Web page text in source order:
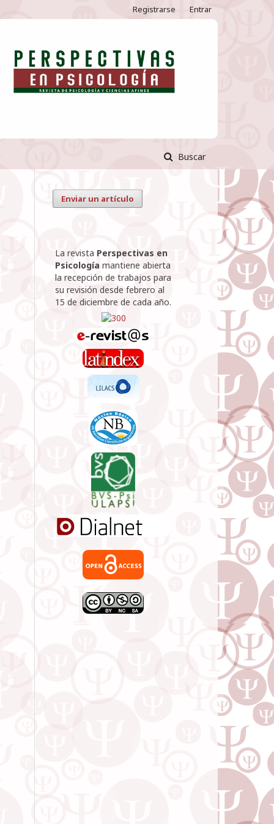
Buscar
Registrarse Entrar
Enviar un artículo
La revista Perspectivas en
Psicología mantiene abierta
la recepción de trabajos para
su revisión desde febrero al
15 de diciembre de cada año.